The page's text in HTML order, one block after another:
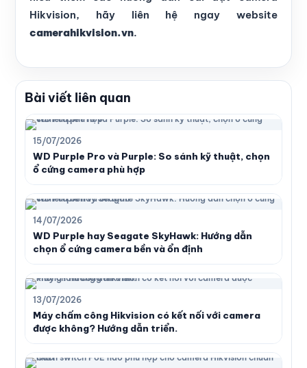
Hikvision, hãy liên hệ ngay website
camerahikvision.vn.
Bài viết liên quan
15/07/2026
WD Purple Pro và Purple: So sánh kỹ thuật, chọn
ổ cứng camera phù hợp
14/07/2026
WD Purple hay Seagate SkyHawk: Hướng dẫn
chọn ổ cứng camera bền và ổn định
13/07/2026
Máy chấm công Hikvision có kết nối với camera
được không? Hướng dẫn triển.